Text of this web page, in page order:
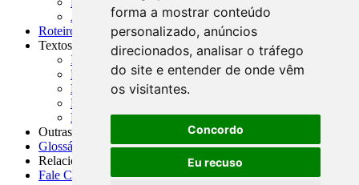
forma a mostrar conteúdo
personalizado, anúncios
direcionados, analisar o tráfego
do site e entender de onde vêm
os visitantes.
Concordo
Eu recuso
Agências Nacionais Reguladoras
Roteiros para Estudos
Textos
Índice de Textos
Editorial
Monografias
Na Imprensa
Fórum de Discussão
Outras ferramentas
Glossário
Relacionamento
Fale Conosco